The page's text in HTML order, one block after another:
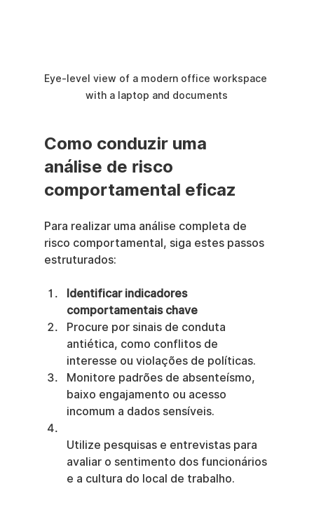
Eye-level view of a modern office workspace
with a laptop and documents
Como conduzir uma
análise de risco
comportamental eficaz
Para realizar uma análise completa de
risco comportamental, siga estes passos
estruturados:
Identificar indicadores
comportamentais chave
Procure por sinais de conduta
antiética, como conflitos de
interesse ou violações de políticas.
Monitore padrões de absenteísmo,
baixo engajamento ou acesso
incomum a dados sensíveis.
Utilize pesquisas e entrevistas para
avaliar o sentimento dos funcionários
e a cultura do local de trabalho.